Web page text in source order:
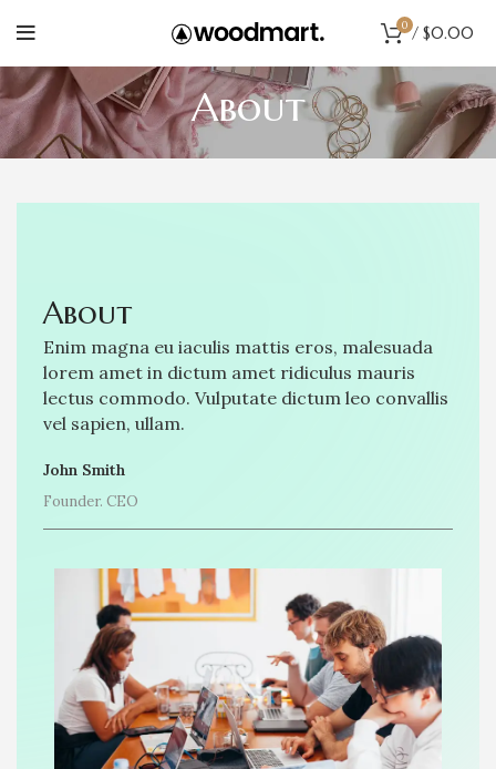
0 / $0.00
About
About​
Enim magna eu iaculis mattis eros, malesuada
lorem amet in dictum amet ridiculus mauris
lectus commodo. Vulputate dictum leo convallis
vel sapien, ullam.
John Smith
Founder. CEO